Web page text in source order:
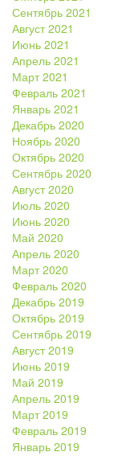
Сентябрь 2021
Август 2021
Июнь 2021
Апрель 2021
Март 2021
Февраль 2021
Январь 2021
Декабрь 2020
Ноябрь 2020
Октябрь 2020
Сентябрь 2020
Август 2020
Июль 2020
Июнь 2020
Май 2020
Апрель 2020
Март 2020
Февраль 2020
Декабрь 2019
Октябрь 2019
Сентябрь 2019
Август 2019
Июнь 2019
Май 2019
Апрель 2019
Март 2019
Февраль 2019
Январь 2019